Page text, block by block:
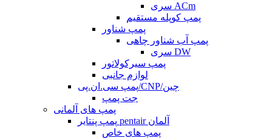
سری ACm
پمپ کوپله مستقیم
پمپ شناور
پمپ آب شناور چاهی
سری DW
پمپ سیرکولاتور
لوازم جانبی
پمپ سی.ان.پی/CNP/چین
جت پمپ
پمپ های آلمانی
پمپ پنتایر pentair آلمان
پمپ های خاص